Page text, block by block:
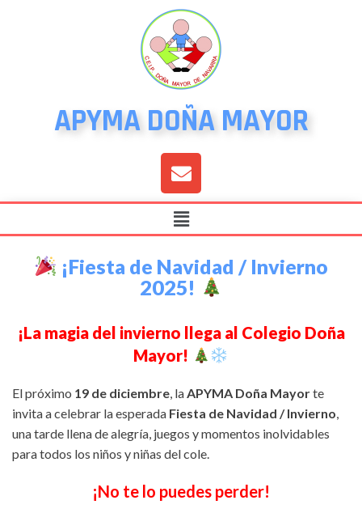
APYMA DOÑA MAYOR
¡Fiesta de Navidad / Invierno
2025!
¡La magia del invierno llega al Colegio Doña
Mayor!
El próximo 19 de diciembre, laAPYMA Doña Mayorte
invita a celebrar la esperada Fiesta de Navidad / Invierno,
una tarde llena de alegría, juegos y momentos inolvidables
para todos los niños y niñas del cole.
¡No te lo puedes perder!